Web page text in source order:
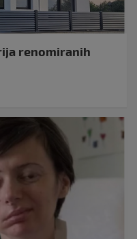
renomiranih